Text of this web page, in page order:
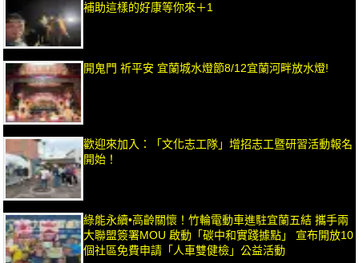
補助這樣的好康等你來＋1
開鬼門 祈平安 宜蘭城水燈節8/12宜蘭河畔放水燈!
歡迎來加入：「文化志工隊」增招志工暨研習活動報名
開始！
綠能永續•高齡關懷！竹輪電動車進駐宜蘭五結 攜手兩
大聯盟簽署MOU 啟動「碳中和實踐據點」 宣布開放10
個社區免費申請「人車雙健檢」公益活動